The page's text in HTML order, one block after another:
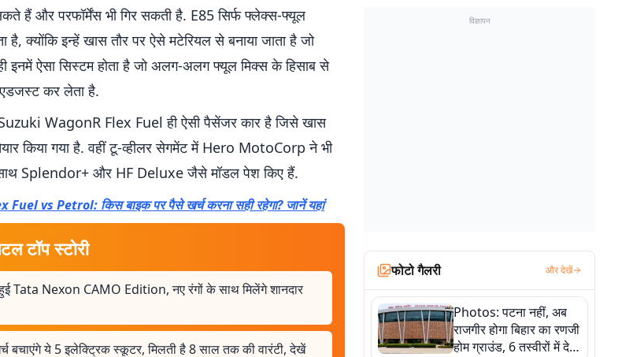
हैं और परफॉर्मेंस भी गिर सकती है. E85 सिर्फ फ्लेक्स-फ्यूल
है, क्योंकि इन्हें खास तौर पर ऐसे मटेरियल से बनाया जाता है जो
ऐसा सिस्टम होता है जो अलग-अलग फ्यूल मिक्स के हिसाब से
कर लेता है.
WagonR Flex Fuel ही ऐसी पैसेंजर कार है जिसे खास
किया गया है. वहीं टू-व्हीलर सेगमेंट में Hero MotoCorp ने भी
Splendor+ और HF Deluxe जैसे मॉडल पेश किए हैं.
vs Petrol: किस बाइक पर पैसे खर्च करना सही रहेगा? जानें यहां
टॉप स्टोरी
Tata Nexon CAMO Edition, नए रंगों के साथ मिलेंगे शानदार
बचाएंगे ये 5 इलेक्ट्रिक स्कूटर, मिलती है 8 साल तक की वारंटी, देखें
विज्ञापन
फोटो गैलरी और देखें
Photos: पटना नहीं, अब
राजगीर होगा बिहार का रणजी
होम ग्राउंड, 6 तस्वीरों में देखें